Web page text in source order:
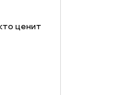
ценит